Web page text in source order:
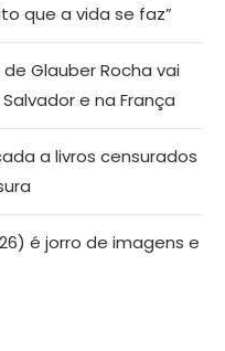
que a vida se faz”
Glauber Rocha vai
e na França
a livros censurados
é jorro de imagens e